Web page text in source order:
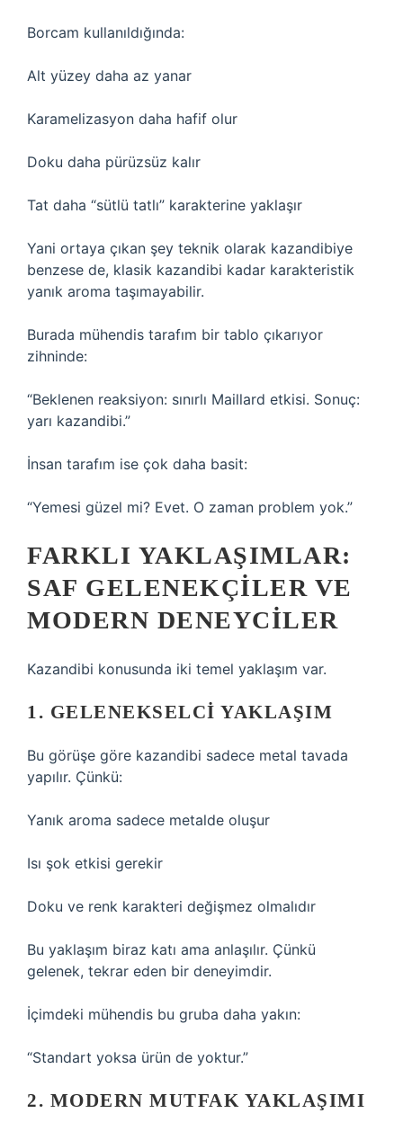
Borcam kullanıldığında:
Alt yüzey daha az yanar
Karamelizasyon daha hafif olur
Doku daha pürüzsüz kalır
Tat daha “sütlü tatlı” karakterine yaklaşır
Yani ortaya çıkan şey teknik olarak kazandibiye
benzese de, klasik kazandibi kadar karakteristik
yanık aroma taşımayabilir.
Burada mühendis tarafım bir tablo çıkarıyor
zihninde:
“Beklenen reaksiyon: sınırlı Maillard etkisi. Sonuç:
yarı kazandibi.”
İnsan tarafım ise çok daha basit:
“Yemesi güzel mi? Evet. O zaman problem yok.”
FARKLI YAKLAŞIMLAR:
SAF GELENEKÇILER VE
MODERN DENEYCILER
Kazandibi konusunda iki temel yaklaşım var.
1. GELENEKSELCI YAKLAŞIM
Bu görüşe göre kazandibi sadece metal tavada
yapılır. Çünkü:
Yanık aroma sadece metalde oluşur
Isı şok etkisi gerekir
Doku ve renk karakteri değişmez olmalıdır
Bu yaklaşım biraz katı ama anlaşılır. Çünkü
gelenek, tekrar eden bir deneyimdir.
İçimdeki mühendis bu gruba daha yakın:
“Standart yoksa ürün de yoktur.”
2. MODERN MUTFAK YAKLAŞIMI